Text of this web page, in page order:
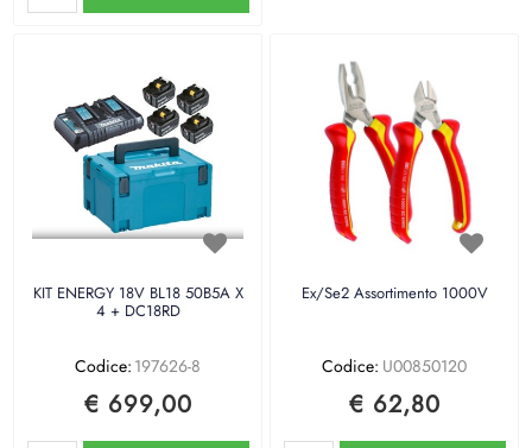
KIT ENERGY 18V BL18 50B5A X
4 + DC18RD
Codice: 197626-8
€ 699,00
Ex/Se2 Assortimento 1000V
Codice: U00850120
€ 62,80